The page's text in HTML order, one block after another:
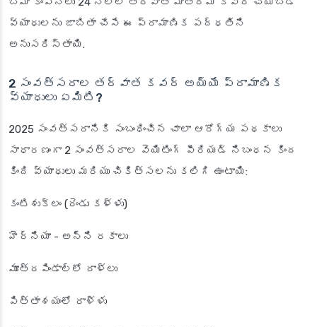
వ్యాధులను జాబితా చేసే ఈ ప్రామాణిక పద్ధతిని
అనుసరిస్తాయి.
2 సంవత్సరాల తర్వాత కవర్ అయ్యే ప్రామాణిక
వ్యాధులు ఏమిటి?
2025 సంవత్సరానికి సంబంధించిన చాలా ఆరోగ్య పథకాలు
సాధారణంగా 2 సంవత్సరాల వెయిటింగ్ పీరియడ్ నిబంధన కింద
కింది వ్యాధులు మరియు చికిత్సలను కలిగి ఉంటాయి:
కంటిశుక్లం (రెండు కళ్ళు)
హెర్నియా - అన్ని రకాలు
మూత్రపిండాల్లో రాళ్లు
పిత్తాశయంలో రాళ్ళు